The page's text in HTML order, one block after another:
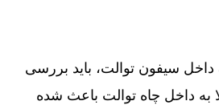
داخل سیفون توالت، باید بررسی
به داخل چاه توالت باعث شده